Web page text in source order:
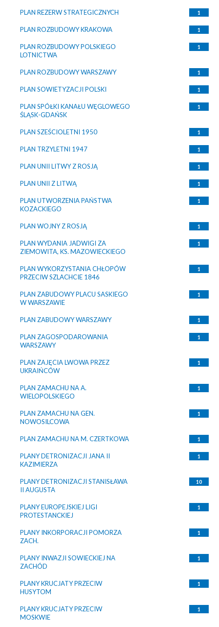
PLAN REZERW STRATEGICZNYCH 1
PLAN ROZBUDOWY KRAKOWA 1
PLAN ROZBUDOWY POLSKIEGO
LOTNICTWA
1
PLAN ROZBUDOWY WARSZAWY 1
PLAN SOWIETYZACJI POLSKI 1
PLAN SPÓŁKI KANAŁU WĘGLOWEGO
ŚLĄSK-GDAŃSK
1
PLAN SZEŚCIOLETNI 1950 1
PLAN TRZYLETNI 1947 1
PLAN UNII LITWY Z ROSJĄ 1
PLAN UNII Z LITWĄ 1
PLAN UTWORZENIA PAŃSTWA
KOZACKIEGO
1
PLAN WOJNY Z ROSJĄ 1
PLAN WYDANIA JADWIGI ZA
ZIEMOWITA, KS. MAZOWIECKIEGO
1
PLAN WYKORZYSTANIA CHŁOPÓW
PRZECIW SZLACHCIE 1846
1
PLAN ZABUDOWY PLACU SASKIEGO
W WARSZAWIE
1
PLAN ZABUDOWY WARSZAWY 1
PLAN ZAGOSPODAROWANIA
WARSZAWY
1
PLAN ZAJĘCIA LWOWA PRZEZ
UKRAIŃCÓW
1
PLAN ZAMACHU NA A.
WIELOPOLSKIEGO
1
PLAN ZAMACHU NA GEN.
NOWOSILCOWA
1
PLAN ZAMACHU NA M. CZERTKOWA 1
PLANY DETRONIZACJI JANA II
KAZIMIERZA
1
PLANY DETRONIZACJI STANISŁAWA
II AUGUSTA
10
PLANY EUROPEJSKIEJ LIGI
PROTESTANCKIEJ
1
PLANY INKORPORACJI POMORZA
ZACH.
1
PLANY INWAZJI SOWIECKIEJ NA
ZACHÓD
1
PLANY KRUCJATY PRZECIW
HUSYTOM
1
PLANY KRUCJATY PRZECIW
MOSKWIE
1